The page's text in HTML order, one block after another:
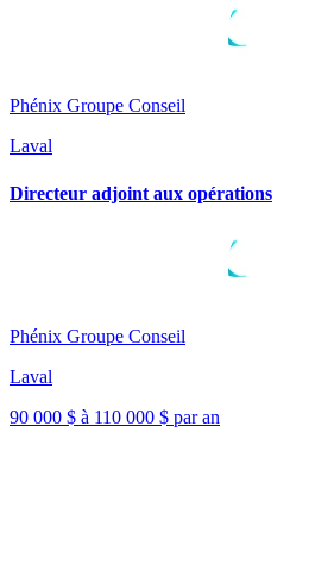
Phénix Groupe Conseil
Laval
Directeur adjoint aux opérations
Phénix Groupe Conseil
Laval
90 000 $ à 110 000 $ par an